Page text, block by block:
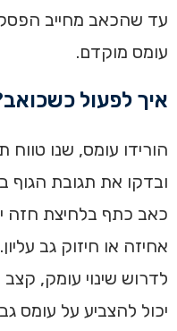
עד שהכאב מחייב
עומס מוקדם.
איך לפעול
הורידו עומס, שנו טווח
כאב כתף בלחיצת חזה
אחיזה או חיזוק גב
לדרוש שינוי עומק,
יכול להצביע על עומס